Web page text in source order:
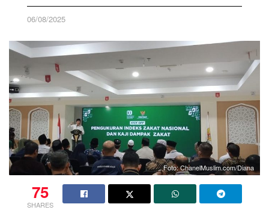
06/08/2025
Foto: ChanelMuslim.com/Diana
75
SHARES